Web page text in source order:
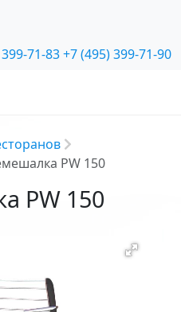
71-83+7 (495) 399-71-90
PW 150
PW 150